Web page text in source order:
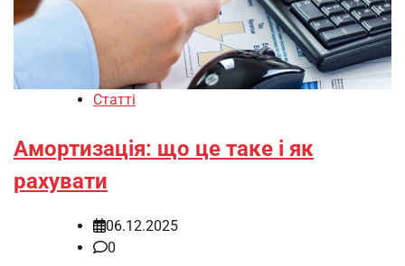
Статті
Амортизація: що це таке і як
рахувати
06.12.2025
0